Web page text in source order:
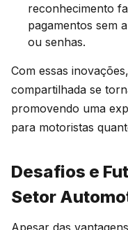
reconhecimento
pagamentos sem
ou senhas.
Com essas
compartilhada se
promovendo uma
para motoristas
Desafios e
Setor
Apesar das